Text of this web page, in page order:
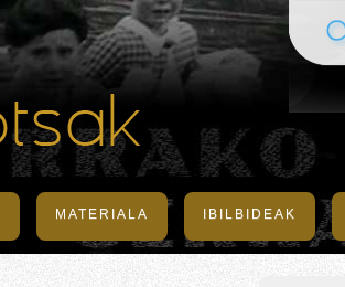
MATERIALA IBILBIDEAK